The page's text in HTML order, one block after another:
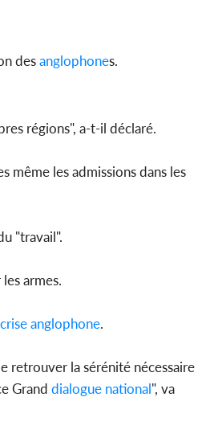
desanglophones.
régions", a-t-il déclaré.
même les admissions dans les
"travail".
armes.
criseanglophone.
retrouver la sérénité nécessaire
Grand dialogue national", va